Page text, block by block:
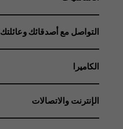
التواصل مع أصدقائك وعائلتك
الكاميرا
الإنترنت والاتصالات